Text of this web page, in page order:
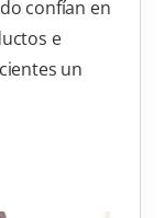
confían en
e
un